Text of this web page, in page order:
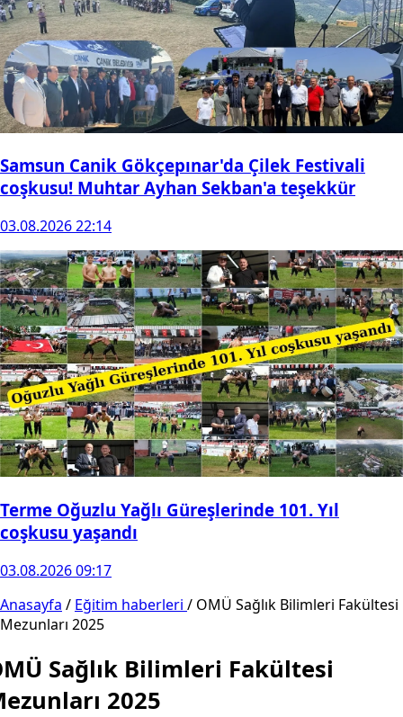
Samsun Canik Gökçepınar'da Çilek Festivali
coşkusu! Muhtar Ayhan Sekban'a teşekkür
03.08.2026 22:14
Terme Oğuzlu Yağlı Güreşlerinde 101. Yıl
coşkusu yaşandı
03.08.2026 09:17
Anasayfa / Eğitim haberleri / OMÜ Sağlık Bilimleri Fakültesi
Mezunları 2025
Sağlık Bilimleri Fakültesi
2025